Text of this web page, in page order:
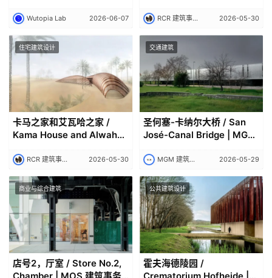
Wutopia Lab 2026-06-07 RCR 建筑事务所｜RCR Arquitectes 2026-05-30
住宅建筑设计
卡马之家和艾瓦哈之家 /
Kama House and Alwah
RCR 建筑事务所｜RCR Arquitectes 2026-05-30
交通建筑
圣何塞-卡纳尔大桥 / San
José-Canal Bridge | MGM
MGM 建筑师事务所｜MGM 2026-05-29
商业与综合建筑
店号2，厅室 / Store No.2,
Chamber | MOS 建筑事务
公共建筑设计
霍夫海德陵园 /
Crematorium Hofheide |